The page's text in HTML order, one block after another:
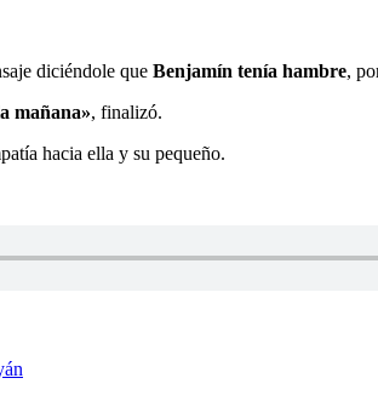
diciéndole que Benjamín tenía hambre,
mañana», finalizó.
hacia ella y su pequeño.